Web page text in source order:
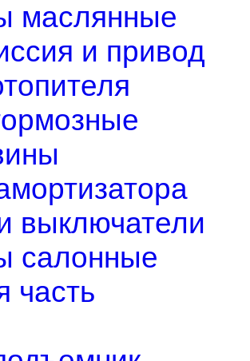
маслянные
и привод
выключатели
салонные
часть